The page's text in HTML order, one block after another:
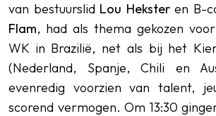
van bestuurslid Lou Heksteren B-
Flam, had als thema gekozen
WK in Brazilië, net als bij het
(Nederland, Spanje, Chili en
evenredig voorzien van talent,
scorend vermogen. Om 13:30